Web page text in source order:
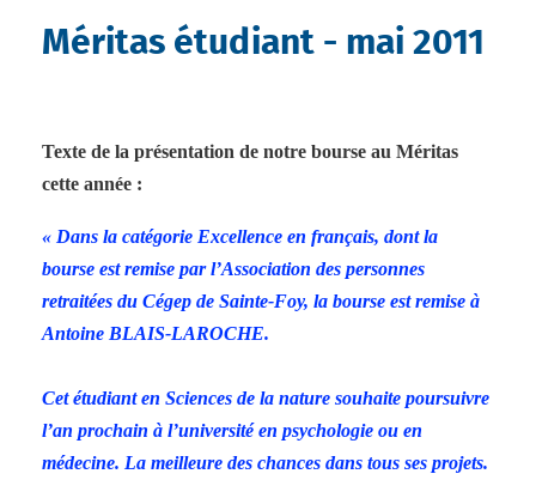
Méritas étudiant - mai 2011
Texte de la présentation de notre bourse au Méritas
cette année :
« Dans la catégorie Excellence en français, dont la
bourse est remise par l’Association des personnes
retraitées du Cégep de Sainte-Foy, la bourse est remise à
Antoine BLAIS-LAROCHE.
Cet étudiant en Sciences de la nature souhaite poursuivre
l’an prochain à l’université en psychologie ou en
médecine. La meilleure des chances dans tous ses projets.